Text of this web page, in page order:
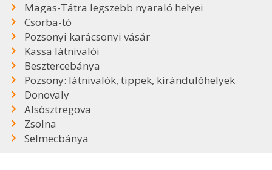
Magas-Tátra legszebb nyaraló helyei
Csorba-tó
Pozsonyi karácsonyi vásár
Kassa látnivalói
Besztercebánya
Pozsony: látnivalók, tippek, kirándulóhelyek
Donovaly
Alsósztregova
Zsolna
Selmecbánya